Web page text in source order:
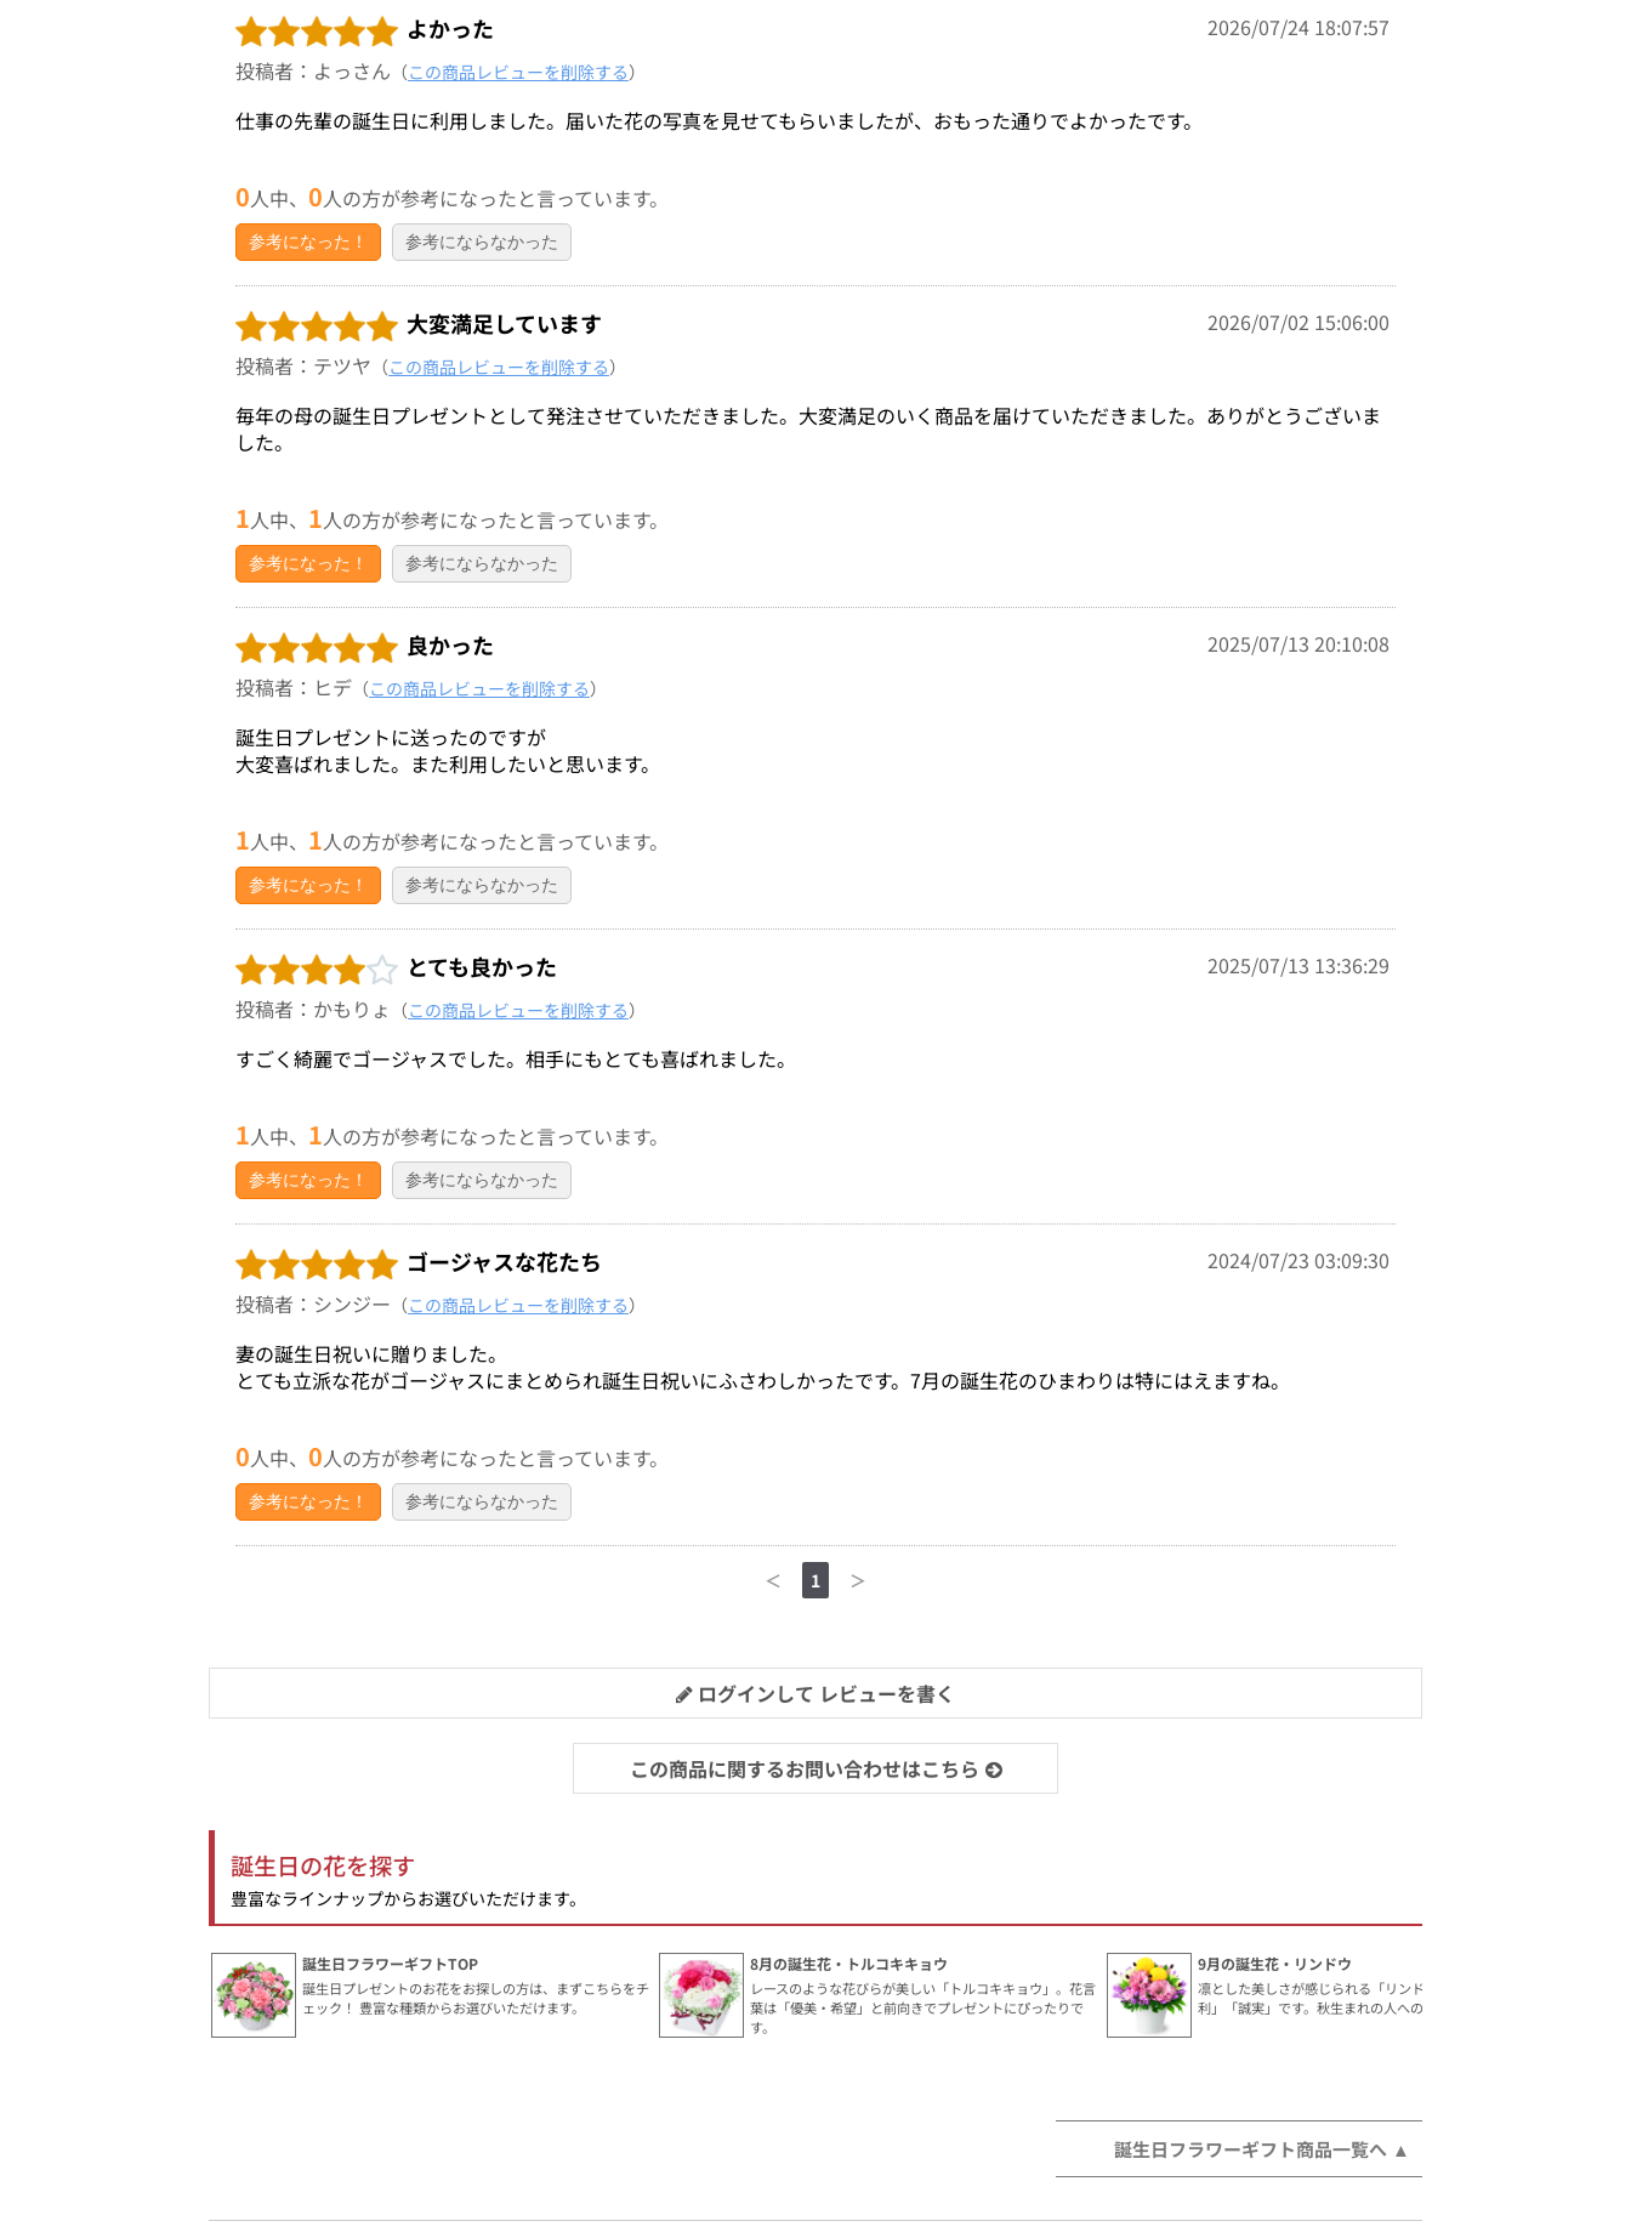
よかった
2026/07/24 18:07:57
投稿者：よっさん （この商品レビューを削除する）
仕事の先輩の誕生日に利用しました。届いた花の写真を見せてもらいましたが、おもった通りでよかったです。
0人中、 0人の方が参考になったと言っています。
参考になった！ 参考にならなかった
大変満足しています
2026/07/02 15:06:00
投稿者：テツヤ （この商品レビューを削除する）
毎年の母の誕生日プレゼントとして発注させていただきました。大変満足のいく商品を届けていただきました。ありがとうございま
した。
1人中、 1人の方が参考になったと言っています。
参考になった！ 参考にならなかった
良かった
2025/07/13 20:10:08
投稿者：ヒデ （この商品レビューを削除する）
誕生日プレゼントに送ったのですが
大変喜ばれました。また利用したいと思います。
1人中、 1人の方が参考になったと言っています。
参考になった！ 参考にならなかった
とても良かった
2025/07/13 13:36:29
投稿者：かもりょ （この商品レビューを削除する）
すごく綺麗でゴージャスでした。相手にもとても喜ばれました。
1人中、 1人の方が参考になったと言っています。
参考になった！ 参考にならなかった
ゴージャスな花たち
2024/07/23 03:09:30
投稿者：シンジー （この商品レビューを削除する）
妻の誕生日祝いに贈りました。
とても立派な花がゴージャスにまとめられ誕生日祝いにふさわしかったです。7月の誕生花のひまわりは特にはえますね。
0人中、 0人の方が参考になったと言っています。
参考になった！ 参考にならなかった
＜ 1 ＞
ログインして レビューを書く
この商品に関するお問い合わせはこちら
誕生日の花を探す
豊富なラインナップからお選びいただけます。
誕生日フラワーギフトTOP
誕生日プレゼントのお花をお探しの方は、まずこちらをチ
ェック！ 豊富な種類からお選びいただけます。
8月の誕生花・トルコキキョウ
レースのような花びらが美しい「トルコキキョウ」。花言
葉は「優美・希望」と前向きでプレゼントにぴったりで
す。
9月の誕生花・リンドウ
凛とした美しさが感じられる「リンドウ」。花言葉は「勝
利」「誠実」です。秋生まれの人へのギフトにおすすめ。
誕生日フラワーギフト商品一覧へ